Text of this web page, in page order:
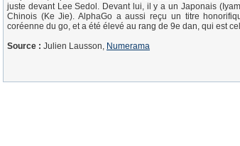
juste devant Lee Sedol. Devant lui, il y a un Japonais
Chinois (Ke Jie). AlphaGo a aussi reçu un titre
coréenne du go, et a été élevé au rang de 9e dan, qui est
Source : Julien Lausson, Numerama